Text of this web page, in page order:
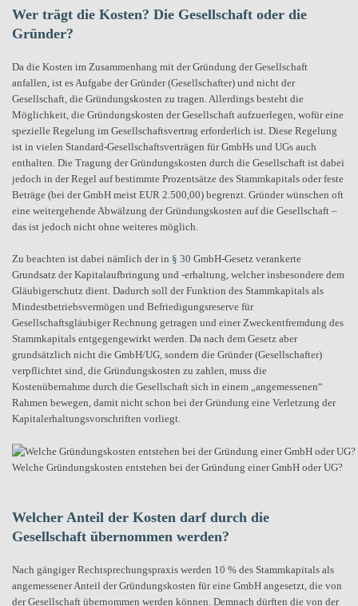
Wer trägt die Kosten? Die Gesellschaft oder die
Gründer?
Da die Kosten im Zusammenhang mit der Gründung der Gesellschaft
anfallen, ist es Aufgabe der Gründer (Gesellschafter) und nicht der
Gesellschaft, die Gründungskosten zu tragen. Allerdings besteht die
Möglichkeit, die Gründungskosten der Gesellschaft aufzuerlegen, wofür eine
spezielle Regelung im Gesellschaftsvertrag erforderlich ist. Diese Regelung
ist in vielen Standard-Gesellschaftsverträgen für GmbHs und UGs auch
enthalten. Die Tragung der Gründungskosten durch die Gesellschaft ist dabei
jedoch in der Regel auf bestimmte Prozentsätze des Stammkapitals oder feste
Beträge (bei der GmbH meist EUR 2.500,00) begrenzt. Gründer wünschen oft
eine weitergehende Abwälzung der Gründungskosten auf die Gesellschaft –
das ist jedoch nicht ohne weiteres möglich.
Zu beachten ist dabei nämlich der in § 30 GmbH-Gesetz verankerte
Grundsatz der Kapitalaufbringung und -erhaltung, welcher insbesondere dem
Gläubigerschutz dient. Dadurch soll der Funktion des Stammkapitals als
Mindestbetriebsvermögen und Befriedigungsreserve für
Gesellschaftsgläubiger Rechnung getragen und einer Zweckentfremdung des
Stammkapitals entgegengewirkt werden. Da nach dem Gesetz aber
grundsätzlich nicht die GmbH/UG, sondern die Gründer (Gesellschafter)
verpflichtet sind, die Gründungskosten zu zahlen, muss die
Kostenübernahme durch die Gesellschaft sich in einem „angemessenen“
Rahmen bewegen, damit nicht schon bei der Gründung eine Verletzung der
Kapitalerhaltungsvorschriften vorliegt.
Welche Gründungskosten entstehen bei der Gründung einer GmbH oder UG?
Welcher Anteil der Kosten darf durch die
Gesellschaft übernommen werden?
Nach gängiger Rechtsprechungspraxis werden 10 % des Stammkapitals als
angemessener Anteil der Gründungskosten für eine GmbH angesetzt, die von
der Gesellschaft übernommen werden können. Demnach dürften die von der